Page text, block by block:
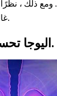
. ومع ذلك ، نظرًا
غالبًا ما تنصح مجموعة الأطباء.
اليوجا تحسن الأعضاء الداخلية.